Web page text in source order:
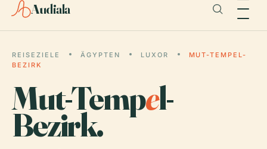
Audiala
REISEZIELE ÄGYPTEN LUXOR
MUT-TEMPEL-
BEZIRK
Mut-Tempel-
Bezirk.